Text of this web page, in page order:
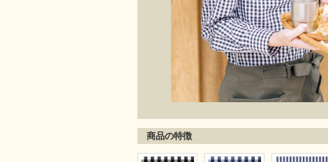
商品の特徴